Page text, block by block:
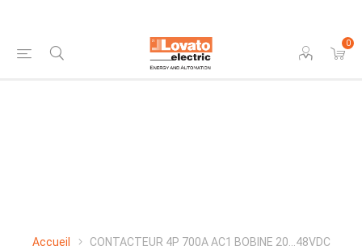
0
Accueil CONTACTEUR 4P 700A AC1 BOBINE 20...48VDC